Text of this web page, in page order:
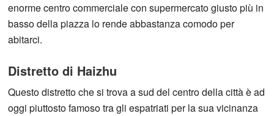
enorme centro commerciale con supermercato giusto più in
basso della piazza lo rende abbastanza comodo per
abitarci.
Distretto di Haizhu
Questo distretto che si trova a sud del centro della città è ad
oggi piuttosto famoso tra gli espatriati per la sua vicinanza